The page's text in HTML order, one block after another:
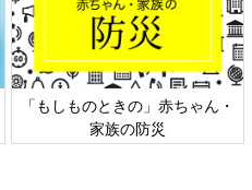
「もしものときの」赤ちゃん・
家族の防災